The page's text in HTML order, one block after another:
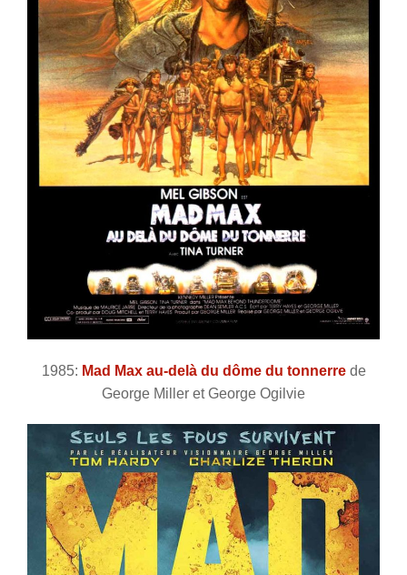
1985: Mad Max au-delà du dôme du tonnerre de
George Miller et George Ogilvie